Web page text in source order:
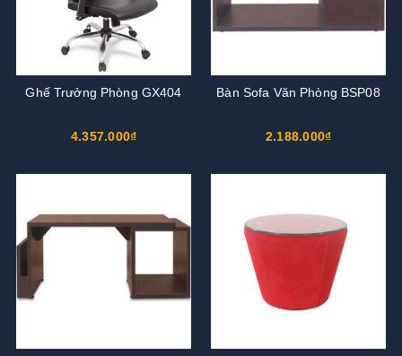
Ghế Trưởng Phòng GX404
4.357.000₫
Bàn Sofa Văn Phòng BSP08
2.188.000₫